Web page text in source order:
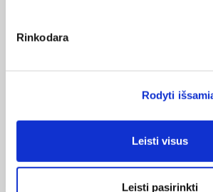
Rinkodara
Rodyti
Leisti visus
Leisti pasirinkti